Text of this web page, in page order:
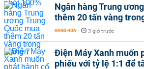
Ngân hàng Trung
thêm 20 tấn vàng
HÀNG HÓA - 3 giờ trước
Điện Máy Xanh muốn
phiếu với tỷ lệ 1:1 để